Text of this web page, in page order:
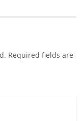
Required fields are